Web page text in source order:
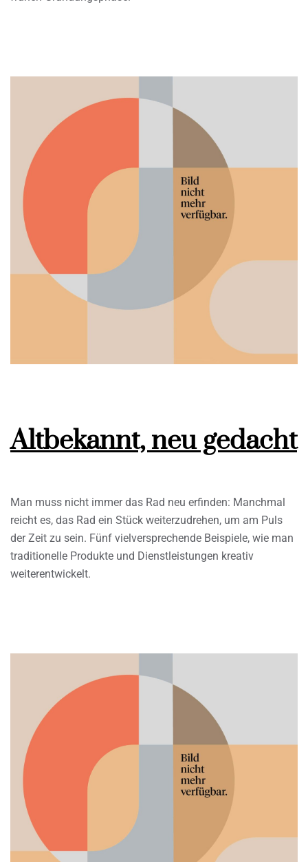
Altbekannt, neu gedacht
Man muss nicht immer das Rad neu erfinden: Manchmal
reicht es, das Rad ein Stück weiterzudrehen, um am Puls
der Zeit zu sein. Fünf vielversprechende Beispiele, wie man
traditionelle Produkte und Dienstleistungen kreativ
weiterentwickelt.